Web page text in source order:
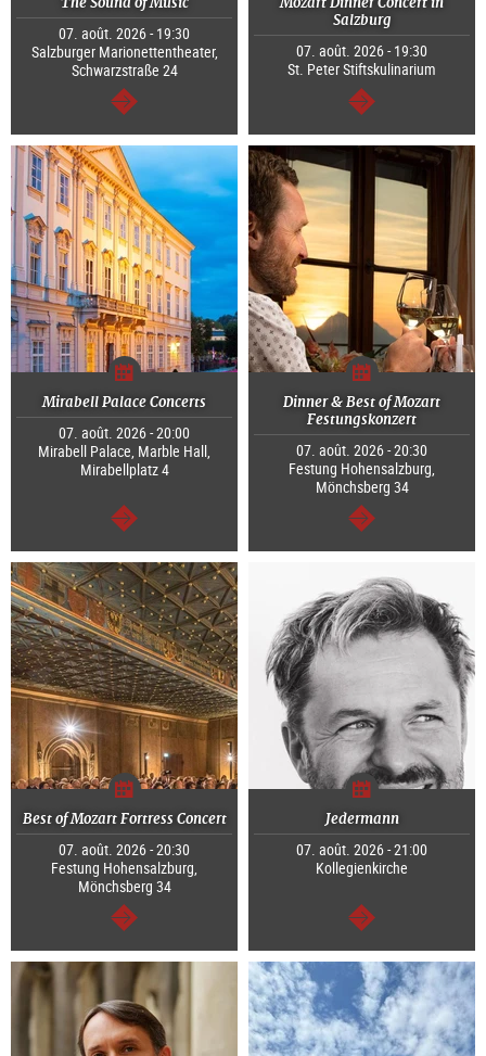
07. août. 2026 - 19:30
Salzburger Marionettentheater,
Schwarzstraße 24
Continuer
Salzburg
07. août. 2026 - 19:30
St. Peter Stiftskulinarium
Continuer
Mirabell Palace Concerts
07. août. 2026 - 20:00
Mirabell Palace, Marble Hall,
Mirabellplatz 4
Continuer
Dinner & Best of Mozart
Festungskonzert
07. août. 2026 - 20:30
Festung Hohensalzburg,
Mönchsberg 34
Continuer
Best of Mozart Fortress Concert
07. août. 2026 - 20:30
Festung Hohensalzburg,
Mönchsberg 34
Continuer
Jedermann
07. août. 2026 - 21:00
Kollegienkirche
Continuer